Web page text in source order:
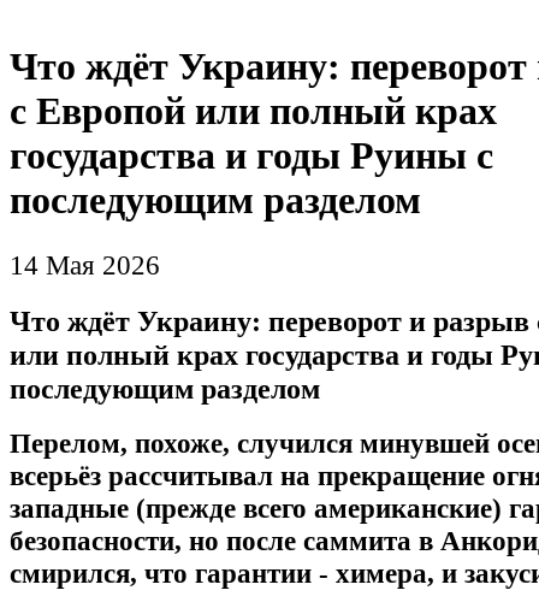
Что ждёт Украину:
с Европой или полный крах
государства и годы Руины с
последующим разделом
14 Мая 2026
Что ждёт Украину: переворот и разрыв
или полный крах государства и годы
последующим разделом
Перелом, похоже, случился минувшей
всерьёз рассчитывал на прекращение
западные (прежде всего американские)
безопасности, но после саммита в
смирился, что гарантии - химера, и